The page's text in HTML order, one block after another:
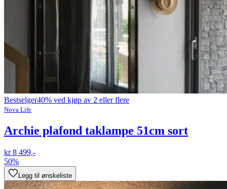
Bestselger40% ved kjøp av 2 eller flere
Nova Life
Archie plafond taklampe 51cm sort
kr 8 499,-
50%
Legg til ønskeliste